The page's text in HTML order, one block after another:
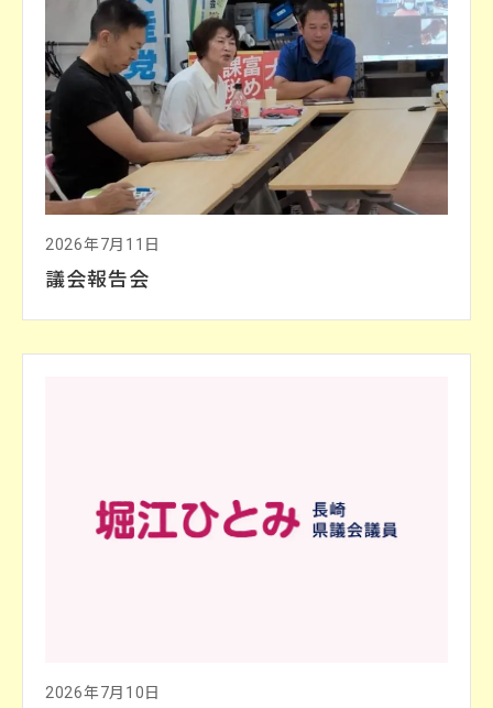
2026年7月11日
議会報告会
2026年7月10日